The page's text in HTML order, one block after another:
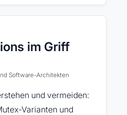
im Griff
Software-Architekten
und vermeiden:
Varianten und